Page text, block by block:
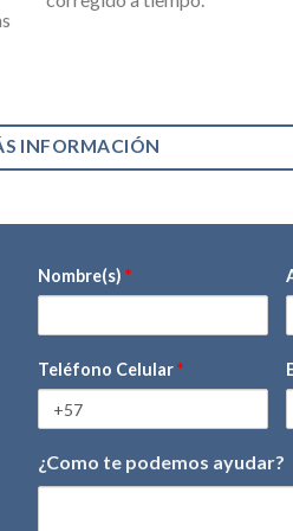
INFORMACIÓN
Nombre(s) *
Teléfono Celular*
¿Como te podemos ayudar?